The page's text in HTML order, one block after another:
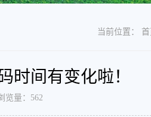
当前位置： 首
时间有变化啦！
量： 562